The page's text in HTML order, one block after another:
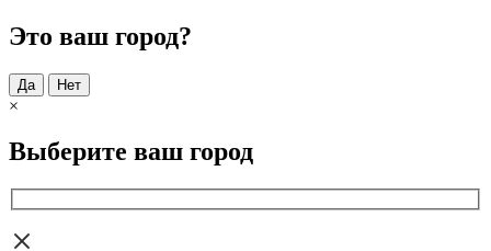
Это ваш город?
Да Нет
×
Выберите ваш город